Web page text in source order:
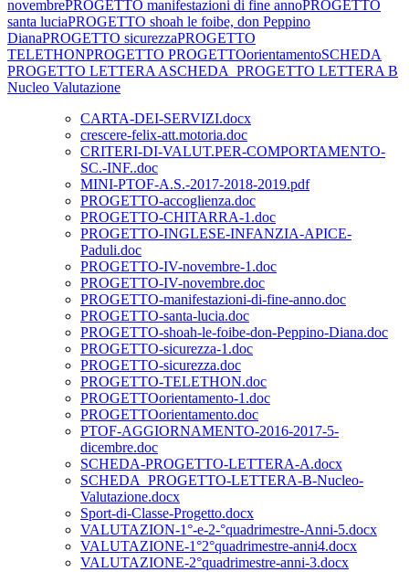
novembrePROGETTO manifestazioni di fine annoPROGETTO
santa luciaPROGETTO shoah le foibe, don Peppino
DianaPROGETTO sicurezzaPROGETTO
TELETHONPROGETTO PROGETTOorientamentoSCHEDA
PROGETTO LETTERA ASCHEDA_PROGETTO LETTERA B
Nucleo Valutazione
CARTA-DEI-SERVIZI.docx
crescere-felix-att.motoria.doc
CRITERI-DI-VALUT.PER-COMPORTAMENTO-
SC.-INF..doc
MINI-PTOF-A.S.-2017-2018-2019.pdf
PROGETTO-accoglienza.doc
PROGETTO-CHITARRA-1.doc
PROGETTO-INGLESE-INFANZIA-APICE-
Paduli.doc
PROGETTO-IV-novembre-1.doc
PROGETTO-IV-novembre.doc
PROGETTO-manifestazioni-di-fine-anno.doc
PROGETTO-santa-lucia.doc
PROGETTO-shoah-le-foibe-don-Peppino-Diana.doc
PROGETTO-sicurezza-1.doc
PROGETTO-sicurezza.doc
PROGETTO-TELETHON.doc
PROGETTOorientamento-1.doc
PROGETTOorientamento.doc
PTOF-AGGIORNAMENTO-2016-2017-5-
dicembre.doc
SCHEDA-PROGETTO-LETTERA-A.docx
SCHEDA_PROGETTO-LETTERA-B-Nucleo-
Valutazione.docx
Sport-di-Classe-Progetto.docx
VALUTAZION-1°-e-2-°quadrimestre-Anni-5.docx
VALUTAZIONE-1°2°quadrimestre-anni4.docx
VALUTAZIONE-2°quadrimestre-anni-3.docx